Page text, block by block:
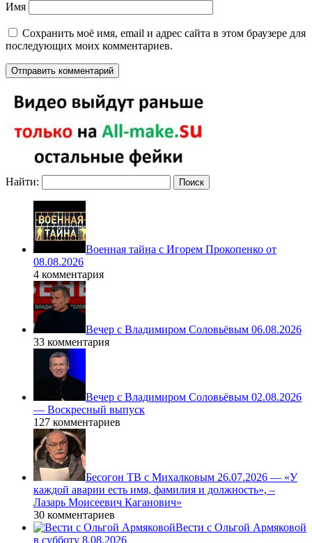
Имя
Сохранить моё имя, email и адрес сайта в этом браузере для
последующих моих комментариев.
Найти:
Военная тайна с Игорем Прокопенко от
08.08.2026
4 комментария
Вечер с Владимиром Соловьёвым 06.08.2026
33 комментария
Вечер с Владимиром Соловьёвым 02.08.2026
— Воскресный выпуск
127 комментариев
Бесогон ТВ с Михалковым 26.07.2026 — «У
каждой аварии есть имя, фамилия и должность», –
Лазарь Моисеевич Каганович»
30 комментариев
Вести с Ольгой Армяковой
в субботу 8.08.2026